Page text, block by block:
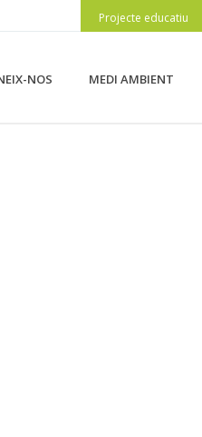
Projecte educatiu
NOS MEDI AMBIENT